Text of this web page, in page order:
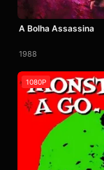
A Bolha Assassina
1988
1080P